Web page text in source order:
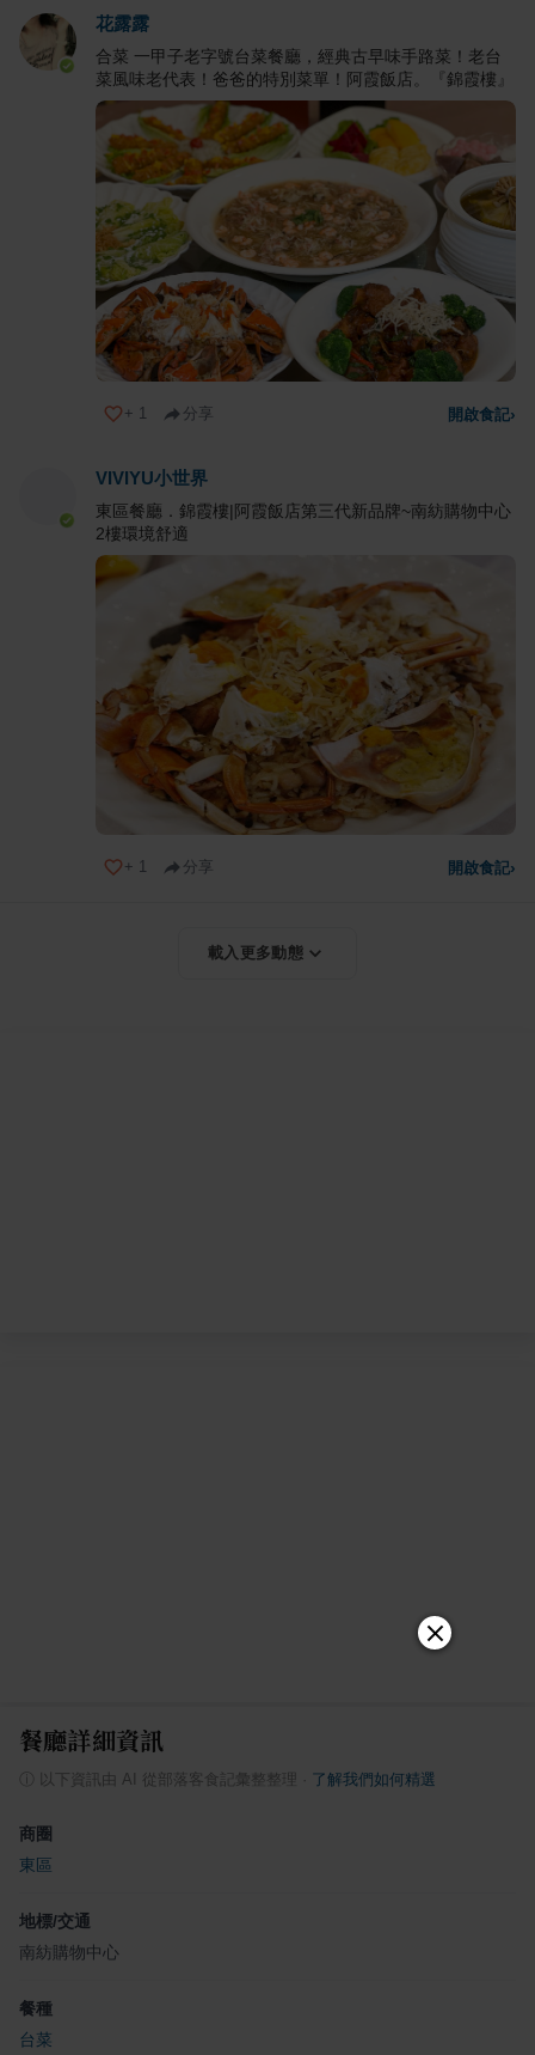
花露露
合菜 一甲子老字號台菜餐廳，經典古早味手路菜！老台
菜風味老代表！爸爸的特別菜單！阿霞飯店。『錦霞樓』
+ 1 分享 開啟食記›
VIVIYU小世界
東區餐廳．錦霞樓|阿霞飯店第三代新品牌~南紡購物中心
2樓環境舒適
+ 1 分享 開啟食記›
載入更多動態
餐廳詳細資訊
以下資訊由 AI 從部落客食記彙整整理 了解我們如何精選
商圈
東區
地標/交通
南紡購物中心
餐種
台菜